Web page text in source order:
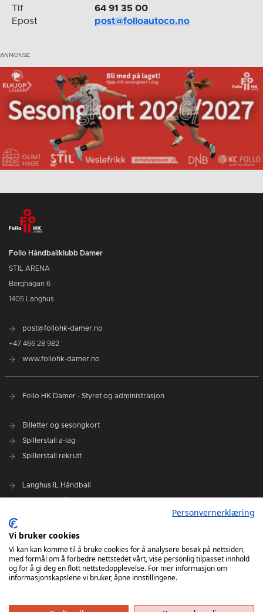
Tlf
64 91 35 00
Epost
post@folloautoco.no
Follo Håndballklubb Damer
STIL ARENA
Berghagan 6
1405 Langhus
post@follohk-damer.no
+47 466 28 982
www.follohk-damer.no
Follo HK Damer - Styret og administrasjon
Billetter og sesongkort
Spillerstall a-lag
Spillerstall rekrutt
Langhus IL Håndball
Siggerud IL Håndball
Ski IL Håndball
Follo HK
Personvernerklæring
Vi bruker cookies
Vi kan kan komme til å bruke cookies for å analysere besøk på nettsiden,
med formål om å forbedre nettstedet vårt, vise personlig tilpasset innhold
og for å gi deg en flott nettstedopplevelse. For mer informasjon om
informasjonskapslene vi bruker, åpne innstillingene.